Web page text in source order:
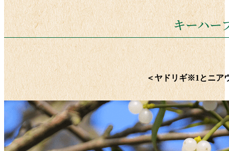
キーハー
＜ヤドリギ※1とニア